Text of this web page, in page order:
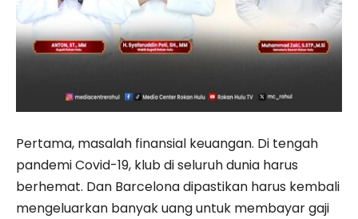
Pertama, masalah finansial keuangan. Di tengah
pandemi Covid-19, klub di seluruh dunia harus
berhemat. Dan Barcelona dipastikan harus kembali
mengeluarkan banyak uang untuk membayar gaji